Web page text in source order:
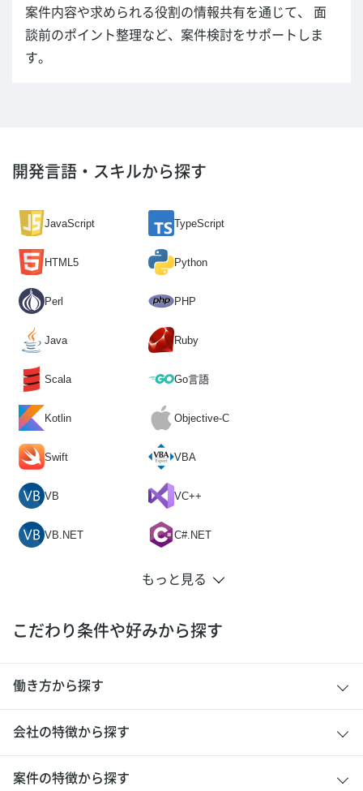
案件内容や求められる役割の情報共有を通じて、 面
談前のポイント整理など、案件検討をサポートしま
す。
開発言語・スキルから探す
JavaScript TypeScript
HTML5 Python
Perl PHP
Java Ruby
Scala Go言語
Kotlin Objective-C
Swift VBA
VB VC++
VB.NET C#.NET
こだわり条件や好みから探す
働き方から探す
会社の特徴から探す
案件の特徴から探す